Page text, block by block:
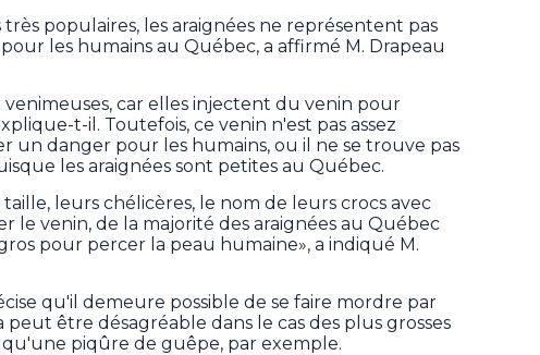
très populaires, les araignées ne représentent pas
les humains au Québec, a affirmé M. Drapeau
venimeuses, car elles injectent du venin pour
t-il. Toutefois, ce venin n'est pas assez
un danger pour les humains, ou il ne se trouve pas
les araignées sont petites au Québec.
leurs chélicères, le nom de leurs crocs avec
le venin, de la majorité des araignées au Québec
pour percer la peau humaine», a indiqué M.
qu'il demeure possible de se faire mordre par
être désagréable dans le cas des plus grosses
piqûre de guêpe, par exemple.